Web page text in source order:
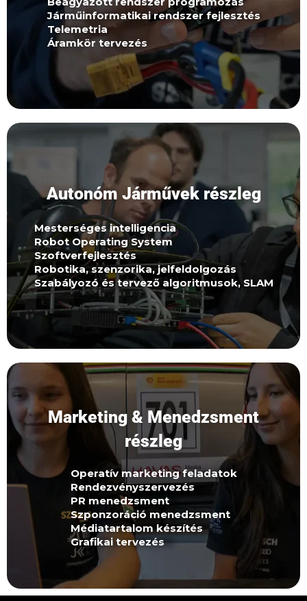
Járműinformatikai rendszer fejlesztés
Telemetria
Áramkör tervezés
Jelentkezz
Autonóm Járművek részleg
Mesterséges intelligencia
Robot Operating System
Szoftverfejlesztés
Robotika, szenzorika, jelfeldolgozás
Szabályozó és tervező algoritmusok, SLAM
Önvezető járműfejlesztéssel foglalkozó
részlegünkön mesterséges intelligencia
fejlesztésével foglalkozunk, ahol csapattagjaink
azon dolgoznak, hogy megépítsenek egy
önvezető autót.
Jelentkezz
Marketing & Menedzsment
részleg
Operatív marketing feladatok
Rendezvényszervezés
PR menedzsment
Szponzoráció menedzsment
Médiatartalom készítés
Grafikai tervezés
A Marketing & Menedzsment részleg felel a csapat
kommunikációjáért, marketingjéért és
rendezvényeiért. Kezeljük a social media
felületeket, kidolgozzuk és megvalósítjuk a
marketingstratégiát. Gondoskodunk a
szponzorációról, PR-ról, médiatartalmakról és
grafikai anyagokról.
Jelentkezz